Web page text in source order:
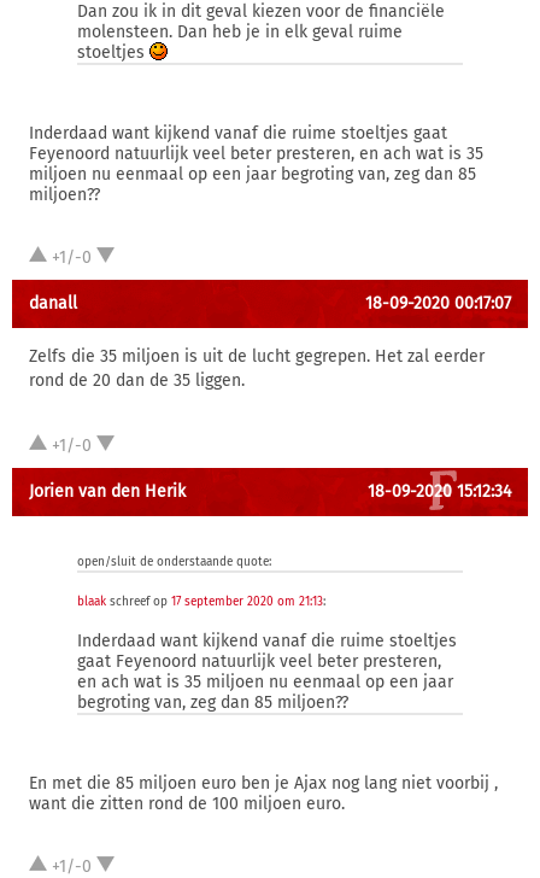
Dan zou ik in dit geval kiezen voor de financiële
molensteen. Dan heb je in elk geval ruime
stoeltjes
Inderdaad want kijkend vanaf die ruime stoeltjes gaat
Feyenoord natuurlijk veel beter presteren, en ach wat is 35
miljoen nu eenmaal op een jaar begroting van, zeg dan 85
miljoen??
+1/-0
danall 18-09-2020 00:17:07
Zelfs die 35 miljoen is uit de lucht gegrepen. Het zal eerder
rond de 20 dan de 35 liggen.
+1/-0
Jorien van den Herik 18-09-2020 15:12:34
open/sluit de onderstaande quote:
blaak schreef op 17 september 2020 om 21:13:
Inderdaad want kijkend vanaf die ruime stoeltjes
gaat Feyenoord natuurlijk veel beter presteren,
en ach wat is 35 miljoen nu eenmaal op een jaar
begroting van, zeg dan 85 miljoen??
En met die 85 miljoen euro ben je Ajax nog lang niet voorbij ,
want die zitten rond de 100 miljoen euro.
+1/-0